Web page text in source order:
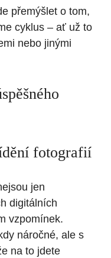
přemýšlet o tom,
cyklus – ať už to
nebo jinými
fotografií
jen
digitálních
vzpomínek.
náročné, ale s
na to jdete